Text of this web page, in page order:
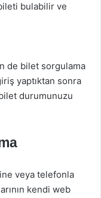
bulabilir ve
de bilet sorgulama
yaptıktan sonra
durumunuzu
veya telefonla
kendi web